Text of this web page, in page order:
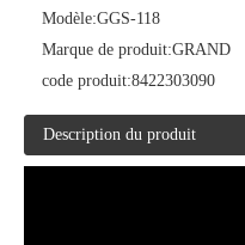
Modèle:GGS-118
Marque de produit:GRAND
code produit:8422303090
Description du produit